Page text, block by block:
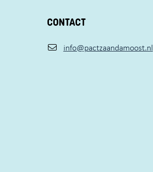
CONTACT
info@pactzaandamoost.nl